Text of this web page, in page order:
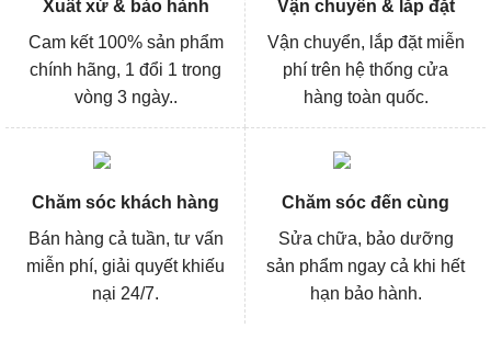
Xuất xứ & bảo hành
Cam kết 100% sản phẩm
chính hãng, 1 đổi 1 trong
vòng 3 ngày..
Vận chuyển & lắp đặt
Vận chuyển, lắp đặt miễn
phí trên hệ thống cửa
hàng toàn quốc.
Chăm sóc khách hàng
Bán hàng cả tuần, tư vấn
miễn phí, giải quyết khiếu
nại 24/7.
Chăm sóc đến cùng
Sửa chữa, bảo dưỡng
sản phẩm ngay cả khi hết
hạn bảo hành.